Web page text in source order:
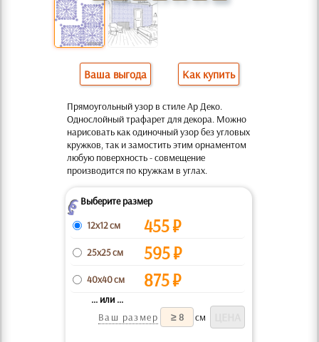
Ваша выгода Как купить
Прямоугольный узор в стиле Ар Деко.
Однослойный трафарет для декора. Можно
нарисовать как одиночный узор без угловых
кружков, так и замостить этим орнаментом
любую поверхность - совмещение
производится по кружкам в углах.
ZВыберите размер
12x12 см
455₽
25x25 см 595₽
40x40 см 875₽
... или ...
Ваш размер
см